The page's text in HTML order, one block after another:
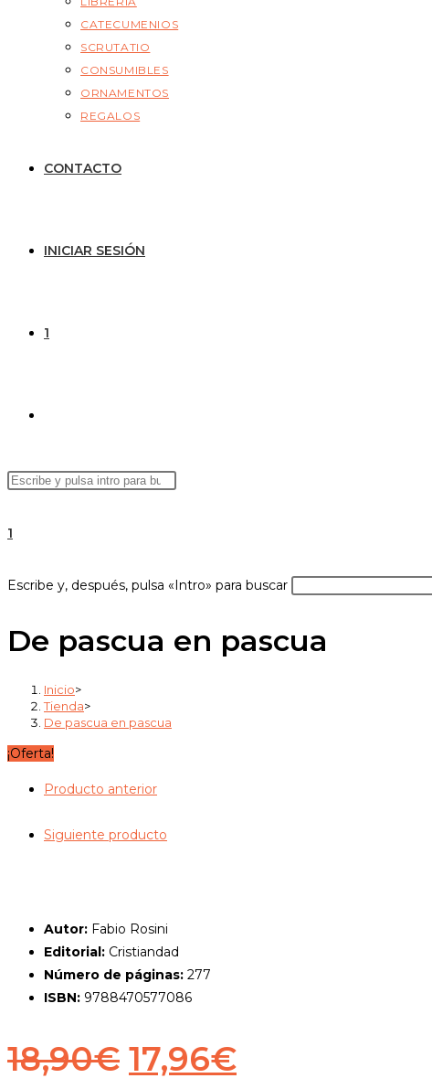
CATECUMENIOS
SCRUTATIO
CONSUMIBLES
ORNAMENTOS
REGALOS
CONTACTO
INICIAR SESIÓN
1
DE
WEB
Buscar
esta
panel
búsqueda.
1
Buscar
esta
web
Escribe y, después, pulsa «Intro» para buscar
De pascua en pascua
Inicio>
Tienda>
De pascua en pascua
¡Oferta!
Producto anterior
Siguiente producto
Autor: Fabio Rosini
Editorial: Cristiandad
Número de páginas: 277
ISBN: 9788470577086
18,90€ El
17,96€El